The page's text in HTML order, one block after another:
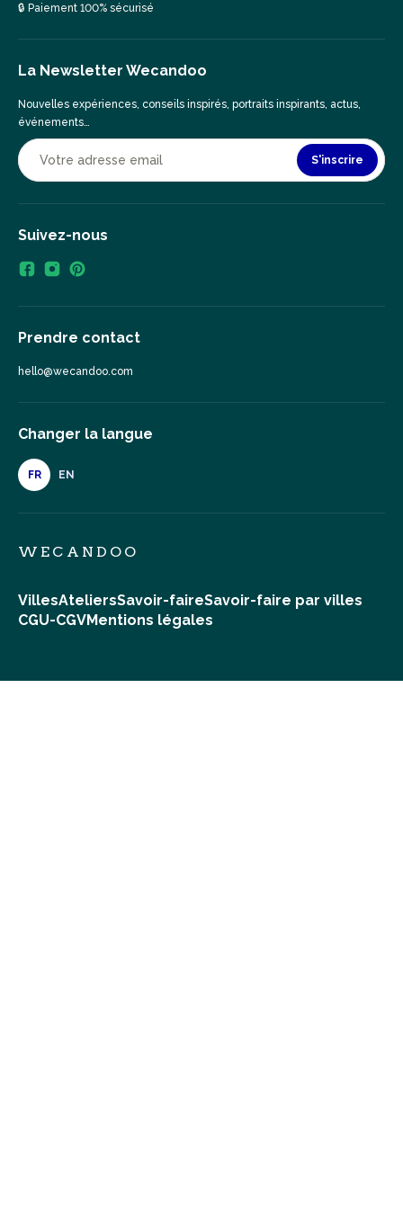
🔒 Paiement 100% sécurisé
La Newsletter Wecandoo
Nouvelles expériences, conseils inspirés, portraits inspirants, actus,
événements…
S'inscrire
Suivez-nous
Prendre contact
hello@wecandoo.com
Changer la langue
FR EN
WECANDOO
VillesAteliersSavoir-faireSavoir-faire par villes
CGU-CGVMentions légales